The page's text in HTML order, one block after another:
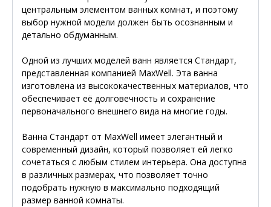
центральным элементом ванных комнат, и поэтому
выбор нужной модели должен быть осознанным и
детально обдуманным.
Одной из лучших моделей ванн является Стандарт,
представленная компанией MaxWell. Эта ванна
изготовлена из высококачественных материалов, что
обеспечивает её долговечность и сохранение
первоначального внешнего вида на многие годы.
Ванна Стандарт от MaxWell имеет элегантный и
современный дизайн, который позволяет ей легко
сочетаться с любым стилем интерьера. Она доступна
в различных размерах, что позволяет точно
подобрать нужную в максимально подходящий
размер ванной комнаты.